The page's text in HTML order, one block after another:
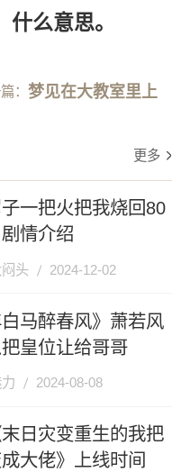
么意思。
： 梦见在大教室里上
更多
子一把火把我烧回80
情介绍
头 2024-12-02
白马醉春风》萧若风
皇位让给哥哥
2024-08-08
日灾变重生的我把
大佬》上线时间